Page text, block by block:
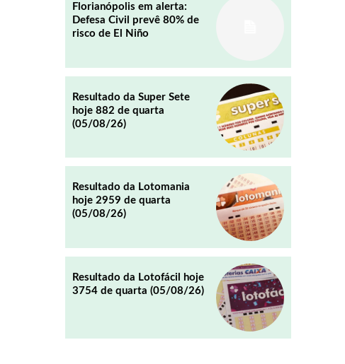
Florianópolis em alerta:
Defesa Civil prevê 80% de
risco de El Niño
Resultado da Super Sete
hoje 882 de quarta
(05/08/26)
Resultado da Lotomania
hoje 2959 de quarta
(05/08/26)
Resultado da Lotofácil hoje
3754 de quarta (05/08/26)